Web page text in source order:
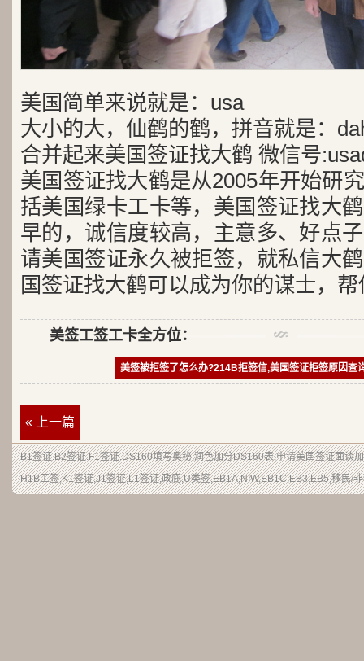
美国简单来说就是：usa
大小的大，仙鹤的鹤，拼音就是：
合并起来美国签证找大鹤 微信号
美国签证找大鹤是从2005年开始研
括美国绿卡工卡等，美国签证找大
早的，诚信度较高，主意多、好点
请美国签证永久被拒签，就私信大
国签证找大鹤可以成为你的谋士，
美签工签工卡全方位：
美签被拒签了怎么办?214B拒签信,美国签证拒签原因查
« 上一篇
B1签证.B2签证.F1签证.DS160填写奥秘,润色加分DS160表,申请美国签证面谈
H1B工签,K1签证,J1签证,L1签证,政庇,U类签,EB1A,NIW,EB1C,EB3,EB5,移民/